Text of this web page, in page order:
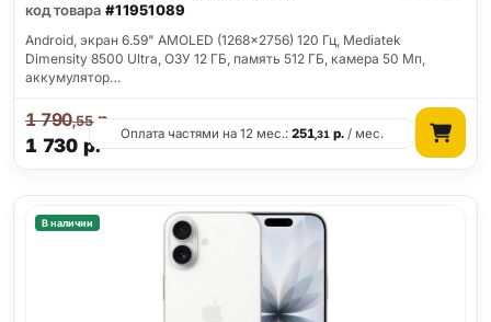
код товара #11951089
Android, экран 6.59" AMOLED (1268x2756) 120 Гц, Mediatek
Dimensity 8500 Ultra, ОЗУ 12 ГБ, память 512 ГБ, камера 50 Мп,
аккумулятор…
1 730 р.
1 790,55р.
Оплата частями на 12 мес.:251,31 р. / мес.
В наличии